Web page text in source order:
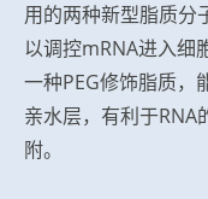
用的两种新型脂质分
以调控mRNA进入细
一种PEG修饰脂质，
亲水层，有利于RNA
附。